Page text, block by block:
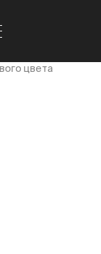
цвета